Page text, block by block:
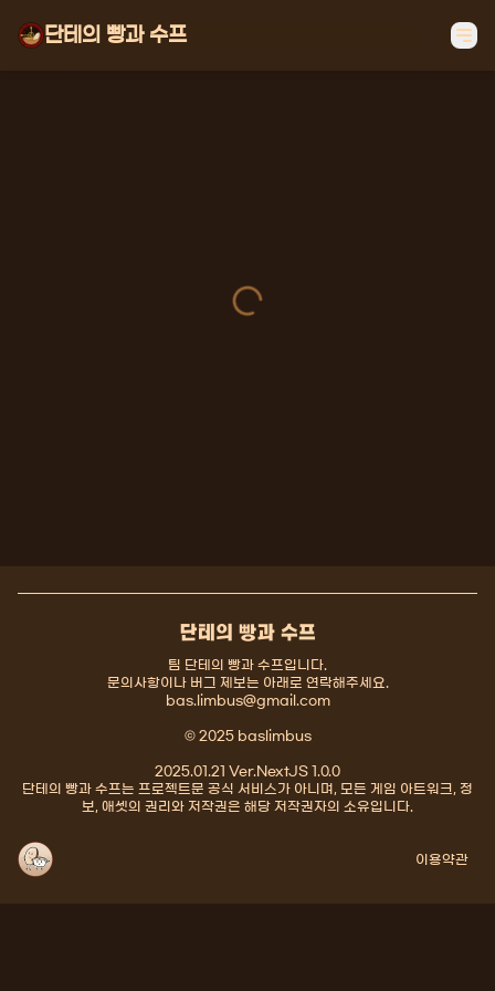
단테의 빵과 수프
단테의 빵과 수프
팀 단테의 빵과 수프입니다.
문의사항이나 버그 제보는 아래로 연락해주세요.
bas.limbus@gmail.com
© 2025 baslimbus
2025.01.21 Ver.NextJS 1.0.0
단테의 빵과 수프는 프로젝트문 공식 서비스가 아니며, 모든 게임 아트워크, 정
보, 애셋의 권리와 저작권은 해당 저작권자의 소유입니다.
이용약관